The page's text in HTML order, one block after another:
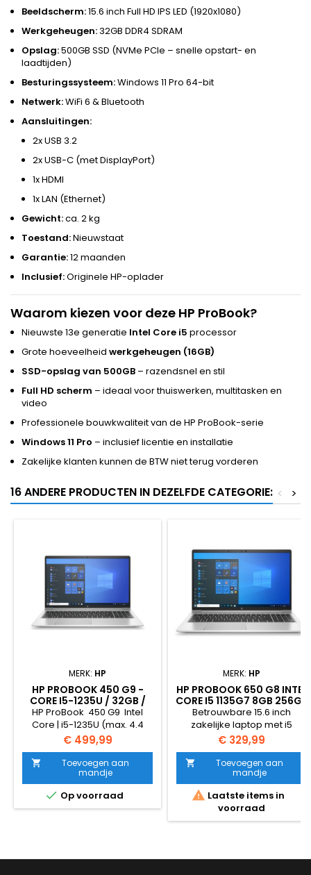
Beeldscherm:15.6 inch Full HD IPS LED (1920x1080)
Werkgeheugen:32GB DDR4 SDRAM
Opslag:500GB SSD (NVMe PCIe – snelle opstart- en
laadtijden)
Besturingssysteem:Windows 11 Pro 64-bit
Netwerk:WiFi 6 & Bluetooth
Aansluitingen:
2x USB 3.2
2x USB-C (met DisplayPort)
1x HDMI
1x LAN (Ethernet)
Gewicht:ca. 2 kg
Toestand:Nieuwstaat
Garantie:12 maanden
Inclusief:Originele HP-oplader
Waarom kiezen voor deze HP ProBook?
Nieuwste 13e generatie Intel Core i5 processor
Grote hoeveelheid werkgeheugen (16GB)
SSD-opslag van 500GB – razendsnel en stil
Full HD scherm – ideaal voor thuiswerken, multitasken en
video
Professionele bouwkwaliteit van de HP ProBook-serie
Windows 11 Pro – inclusief licentie en installatie
Zakelijke klanten kunnen de BTW niet terug vorderen
16 ANDERE PRODUCTEN IN DEZELFDE CATEGORIE: >
<
MERK: HP
HP PROBOOK 450 G9 -
CORE I5-1235U / 32GB /
256GB NVME SSD
HP ProBook 450 G9 Intel
Core | i5-1235U (max. 4.4
GHz) 15.6 inch Full HD IPS LED,
resolutie 1920x1080 32GB
DDR4 SDRAM werkgeheugen
256GB SSD NVMe PCI-e
opslagcapaciteit Windows 11
Pro 64bits Bluetooth &amp;
Wifi 6 3x USB-3.2, 1x USB-C
Word geleverd met...
Prijs
€ 499,99

Toevoegen aan
mandje
 Op voorraad
MERK: HP
HP PROBOOK 650 G8 INTEL
CORE I5 1135G7 8GB 256GB
SSD 15.6 INCH WINDOWS 11
PRO
Betrouwbare 15.6 inch
zakelijke laptop met i5
processor, SSD en moderne
aansluitingen. Voorzien van
gezichtsherkenning en
fingerprint.
Prijs
€ 329,99

Toevoegen aan
mandje
 Laatste items in
voorraad